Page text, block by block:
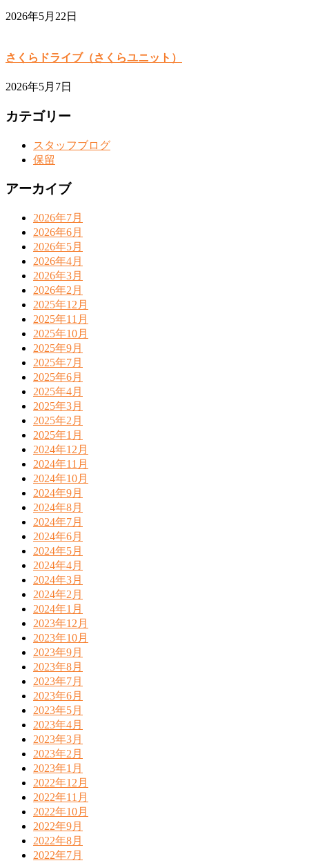
2026年5月22日
さくらドライブ（さくらユニット）
2026年5月7日
カテゴリー
スタッフブログ
保留
アーカイブ
2026年7月
2026年6月
2026年5月
2026年4月
2026年3月
2026年2月
2025年12月
2025年11月
2025年10月
2025年9月
2025年7月
2025年6月
2025年4月
2025年3月
2025年2月
2025年1月
2024年12月
2024年11月
2024年10月
2024年9月
2024年8月
2024年7月
2024年6月
2024年5月
2024年4月
2024年3月
2024年2月
2024年1月
2023年12月
2023年10月
2023年9月
2023年8月
2023年7月
2023年6月
2023年5月
2023年4月
2023年3月
2023年2月
2023年1月
2022年12月
2022年11月
2022年10月
2022年9月
2022年8月
2022年7月